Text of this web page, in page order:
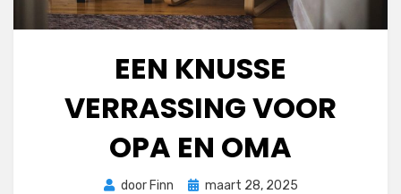
EEN KNUSSE
VERRASSING VOOR
OPA EN OMA
door Finn
Geplaatst
maart 28, 2025